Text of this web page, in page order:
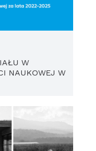
W
NAUKOWEJ W